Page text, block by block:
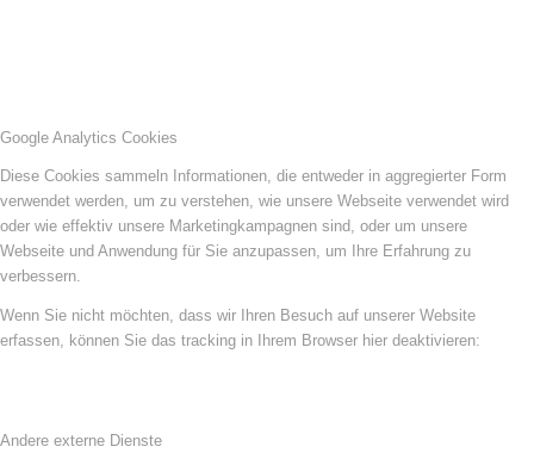
Google Analytics Cookies
Diese Cookies sammeln Informationen, die entweder in aggregierter Form
verwendet werden, um zu verstehen, wie unsere Webseite verwendet wird
oder wie effektiv unsere Marketingkampagnen sind, oder um unsere
Webseite und Anwendung für Sie anzupassen, um Ihre Erfahrung zu
verbessern.
Wenn Sie nicht möchten, dass wir Ihren Besuch auf unserer Website
erfassen, können Sie das tracking in Ihrem Browser hier deaktivieren:
Andere externe Dienste